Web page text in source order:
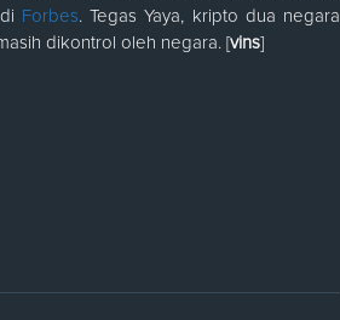
Forbes. Tegas Yaya, kripto dua negara
dikontrol oleh negara. [vins]